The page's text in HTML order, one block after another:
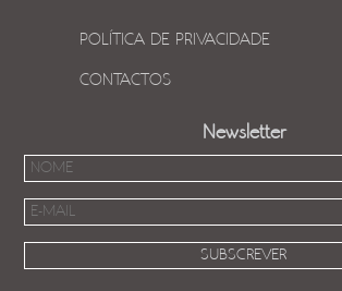
POLÍTICA DE PRIVACIDADE
CONTACTOS
Newsletter